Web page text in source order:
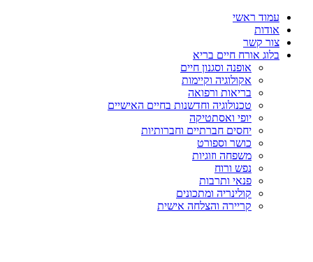
עמוד ראשי
אודות
צור קשר
בלוג אורח חיים בריא
אופנה וסגנון חיים
אקולוגיה וקיימות
בריאות ורפואה
טכנולוגיה וחדשנות בחיים האישיים
יופי ואסתטיקה
יחסים חברתיים וחברותיות
כושר וספורט
משפחה וזוגיות
נפש ורוח
פנאי ותרבות
קולינריה ומתכונים
קריירה והצלחה אישית